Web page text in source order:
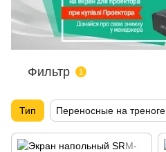
Фильтр 1
Тип Переносные на треноге